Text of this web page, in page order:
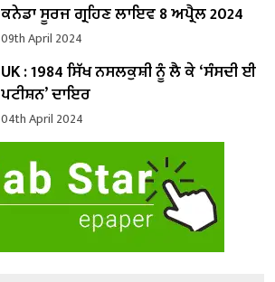
ਕਨੇਡਾ ਸੂਰਜ ਗ੍ਰਹਿਣ ਲਾਇਵ 8 ਅਪ੍ਰੈਲ 2024
09th April 2024
UK : 1984 ਸਿੱਖ ਨਸਲਕੁਸ਼ੀ ਨੂੰ ਲੈ ਕੇ ‘ਸੰਸਦੀ ਈ
ਪਟੀਸ਼ਨ’ ਦਾਇਰ
04th April 2024